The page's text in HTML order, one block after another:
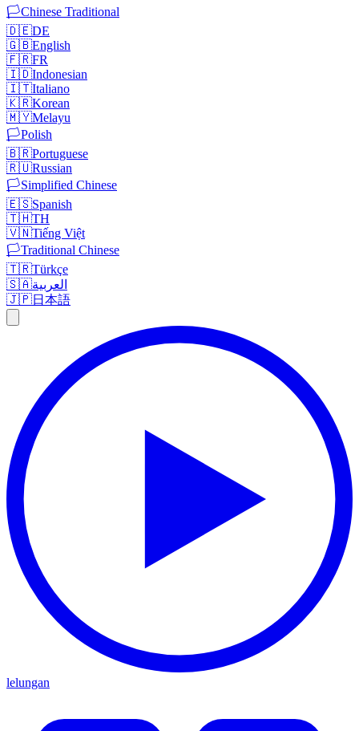
🏳️Chinese Traditional
🇩🇪DE
🇬🇧English
🇫🇷FR
🇮🇩Indonesian
🇮🇹Italiano
🇰🇷Korean
🇲🇾Melayu
🏳️Polish
🇧🇷Portuguese
🇷🇺Russian
🏳️Simplified Chinese
🇪🇸Spanish
🇹🇭TH
🇻🇳Tiếng Việt
🏳️Traditional Chinese
🇹🇷Türkçe
🇸🇦العربية
🇯🇵日本語
lelungan